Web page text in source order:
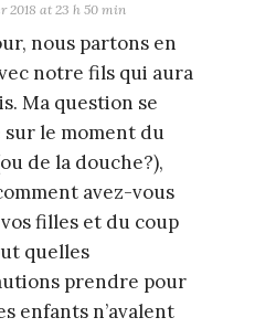
2018 at 23 h 50 min
nous partons en
notre fils qui aura
Ma question se
sur le moment du
de la douche?),
avez-vous
filles et du coup
quelles
prendre pour
enfants n’avalent